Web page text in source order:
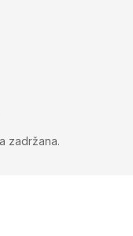
zadržana.